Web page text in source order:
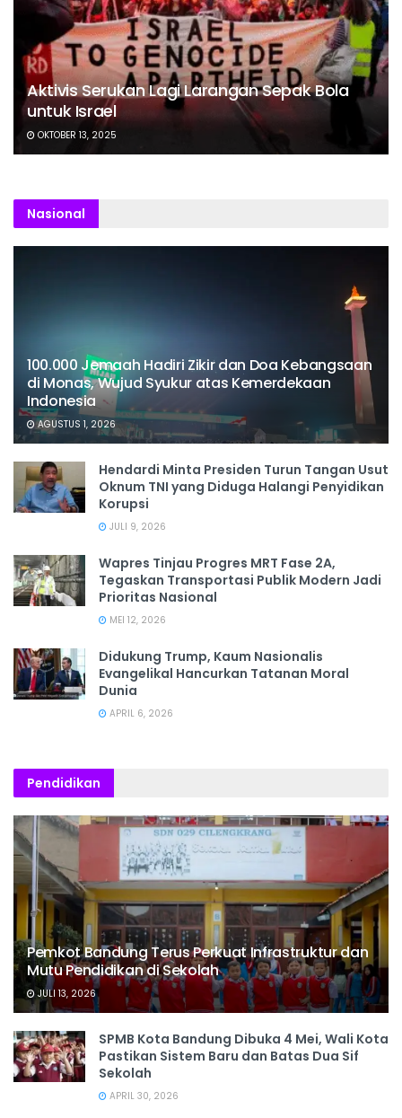
Aktivis Serukan Lagi Larangan Sepak Bola
untuk Israel
OKTOBER 13, 2025
Nasional
100.000 Jemaah Hadiri Zikir dan Doa Kebangsaan
di Monas, Wujud Syukur atas Kemerdekaan
Indonesia
AGUSTUS 1, 2026
Hendardi Minta Presiden Turun Tangan Usut
Oknum TNI yang Diduga Halangi Penyidikan
Korupsi
JULI 9, 2026
Wapres Tinjau Progres MRT Fase 2A,
Tegaskan Transportasi Publik Modern Jadi
Prioritas Nasional
MEI 12, 2026
Didukung Trump, Kaum Nasionalis
Evangelikal Hancurkan Tatanan Moral
Dunia
APRIL 6, 2026
Pendidikan
Pemkot Bandung Terus Perkuat Infrastruktur dan
Mutu Pendidikan di Sekolah
JULI 13, 2026
SPMB Kota Bandung Dibuka 4 Mei, Wali Kota
Pastikan Sistem Baru dan Batas Dua Sif
Sekolah
APRIL 30, 2026